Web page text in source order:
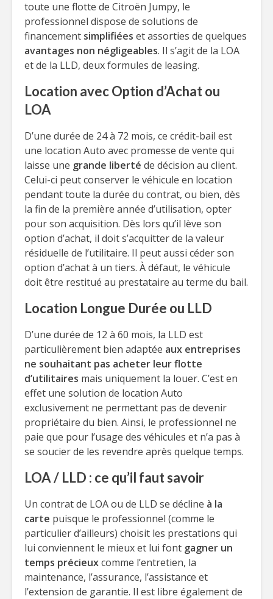
toute une flotte de Citroën Jumpy, le
professionnel dispose de solutions de
financement simplifiées et assorties de quelques
avantages non négligeables. Il s’agit de la LOA
et de la LLD, deux formules de leasing.
Location avec Option d’Achat ou
LOA
D’une durée de 24 à 72 mois, ce crédit-bail est
une location Auto avec promesse de vente qui
laisse une grande liberté de décision au client.
Celui-ci peut conserver le véhicule en location
pendant toute la durée du contrat, ou bien, dès
la fin de la première année d’utilisation, opter
pour son acquisition. Dès lors qu’il lève son
option d’achat, il doit s’acquitter de la valeur
résiduelle de l’utilitaire. Il peut aussi céder son
option d’achat à un tiers. À défaut, le véhicule
doit être restitué au prestataire au terme du bail.
Location Longue Durée ou LLD
D’une durée de 12 à 60 mois, la LLD est
particulièrement bien adaptée aux entreprises
ne souhaitant pas acheter leur flotte
d’utilitaires mais uniquement la louer. C’est en
effet une solution de location Auto
exclusivement ne permettant pas de devenir
propriétaire du bien. Ainsi, le professionnel ne
paie que pour l’usage des véhicules et n’a pas à
se soucier de les revendre après quelque temps.
LOA / LLD : ce qu’il faut savoir
Un contrat de LOA ou de LLD se décline à la
carte puisque le professionnel (comme le
particulier d’ailleurs) choisit les prestations qui
lui conviennent le mieux et lui font gagner un
temps précieuxcomme l’entretien, la
maintenance, l’assurance, l’assistance et
l’extension de garantie. Il est libre également de